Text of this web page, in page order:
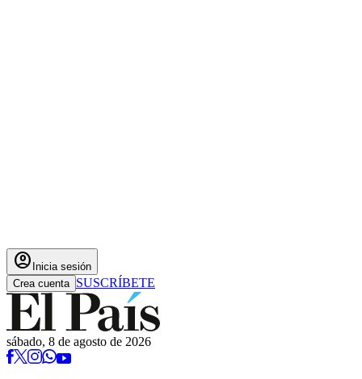
account_circle Inicia sesión
Crea cuenta SUSCRÍBETE
sábado, 8 de agosto de 2026